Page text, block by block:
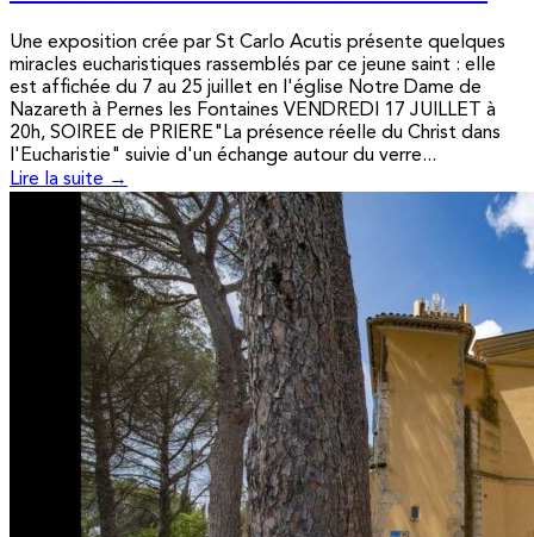
Une exposition crée par St Carlo Acutis présente quelques
miracles eucharistiques rassemblés par ce jeune saint : elle
est affichée du 7 au 25 juillet en l'église Notre Dame de
Nazareth à Pernes les Fontaines VENDREDI 17 JUILLET à
20h, SOIREE de PRIERE"La présence réelle du Christ dans
l'Eucharistie" suivie d'un échange autour du verre...
Lire la suite →